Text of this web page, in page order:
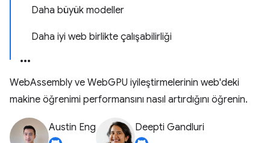
Daha büyük modeller
Daha iyi web birlikte çalışabilirliği
WebAssembly ve WebGPU iyileştirmelerinin web'deki
makine öğrenimi performansını nasıl artırdığını öğrenin.
Austin Eng Deepti Gandluri